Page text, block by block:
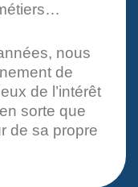
nous
de
de l’intérêt
sorte que
de sa propre